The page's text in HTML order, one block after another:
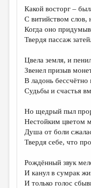
КОЛОНКА РЕДАКТОРА
РЕДКОЛЛЕГИЯ
ОТ РЕДАКЦИИ
МАЛАЯ ПРОЗА
ЭССЕИСТИКА
ЛИТЕРАТУРОВЕДЕНИЕ
КУЛЬТУРОВЕДЕНИЕ
ПУБЛИЦИСТИКА
РЕЦЕНЗИРОВАНИЕ
ЦИКЛЫ
ТРЕДИАКОВСКИЙ
Какой восторг –
С витийством слов,
Когда оно
Твердя пассаж
Цвела земля, и
Звенел призыв
В ладонь бессчётно
Судьбы и счастья
Но щедрый пыл
Нестойким цветом
Душа от боли
Твердя себе, что
Рождённый звук
И канул в сумрак
И только голос